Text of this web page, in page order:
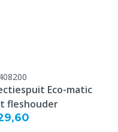
Eco-matic
fleshouder